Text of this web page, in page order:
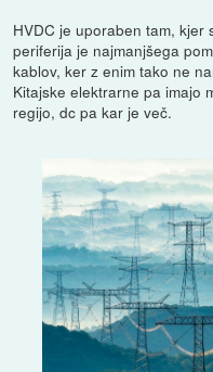
HVDC je uporaben tam, kjer
periferija je najmanjšega
kablov, ker z enim tako ne
Kitajske elektrarne pa imajo
regijo, dc pa kar je več.